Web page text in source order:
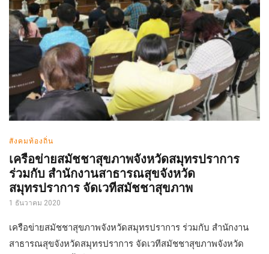
สังคมท้องถิ่น
เครือข่ายสมัชชาสุขภาพจังหวัดสมุทรปราการ
ร่วมกับ สำนักงานสาธารณสุขจังหวัด
สมุทรปราการ จัดเวทีสมัชชาสุขภาพ
1 ธันวาคม 2020
เครือข่ายสมัชชาสุขภาพจังหวัดสมุทรปราการ ร่วมกับ สำนักงาน
สาธารณสุขจังหวัดสมุทรปราการ จัดเวทีสมัชชาสุขภาพจังหวัด